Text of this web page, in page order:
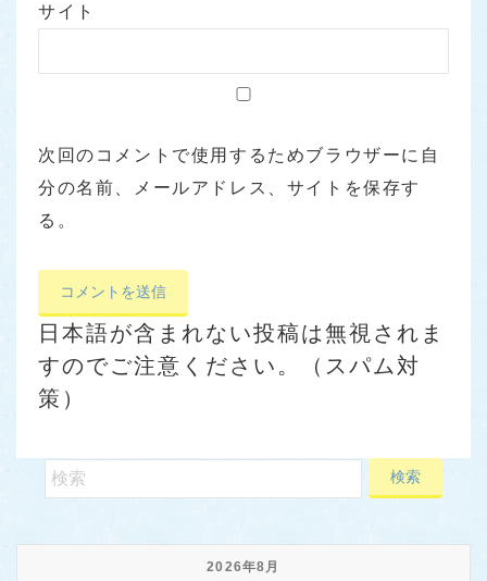
サイト
次回のコメントで使用するためブラウザーに自
分の名前、メールアドレス、サイトを保存す
る。
日本語が含まれない投稿は無視されま
すのでご注意ください。（スパム対
策）
2026年8月